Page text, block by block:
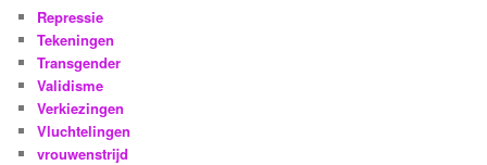
Repressie
Tekeningen
Transgender
Validisme
Verkiezingen
Vluchtelingen
vrouwenstrijd